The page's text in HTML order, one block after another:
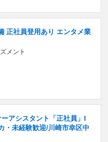
正社員登用あり エンタメ業
メント
アシスタント「正社員」I
・未経験歓迎/川崎市幸区中